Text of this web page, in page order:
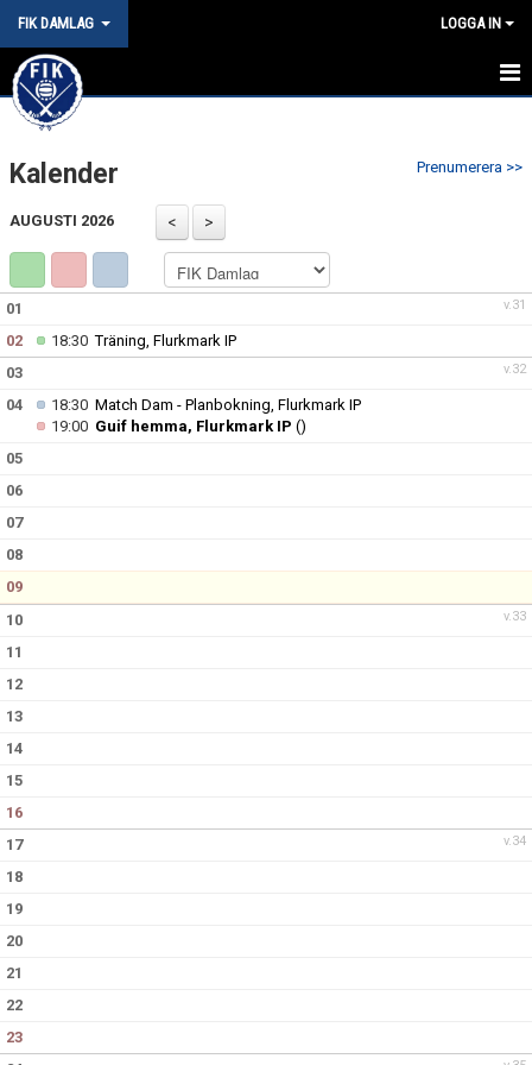
FIK DAMLAG LOGGA IN
HEM
NYHETER
KALENDER
BILDGALLERI
DOKUMENT
Prenumerera >>
Kalender
AUGUSTI 2026
v.31
01
02
18:30Träning, Flurkmark IP
v.32
03
04
18:30 Match Dam - Planbokning, Flurkmark IP
19:00 Guif hemma, Flurkmark IP ()
05
06
07
08
09
v.33
10
11
12
13
14
15
16
v.34
17
18
19
20
21
22
23